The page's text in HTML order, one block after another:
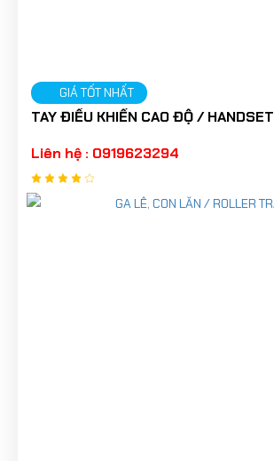
GIÁ TỐT NHẤT
TAY ĐIỀU KHIỂN CAO ĐỘ / HANDSET
Liên hệ : 0919623294